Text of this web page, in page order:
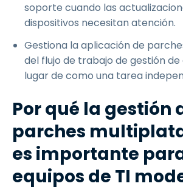
soporte cuando las
dispositivos necesitan atención.
Gestiona la aplicación de
del flujo de trabajo de gestión de
lugar de como una tarea
Por qué la gestión
parches
es importante
equipos de TI